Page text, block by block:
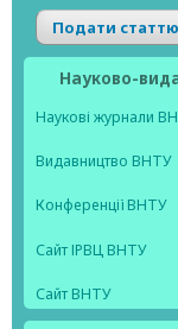
Подати статтю
Науково-
Наукові журнали
Видавництво ВНТУ
Конференції ВНТУ
Сайт ІРВЦ ВНТУ
Сайт ВНТУ